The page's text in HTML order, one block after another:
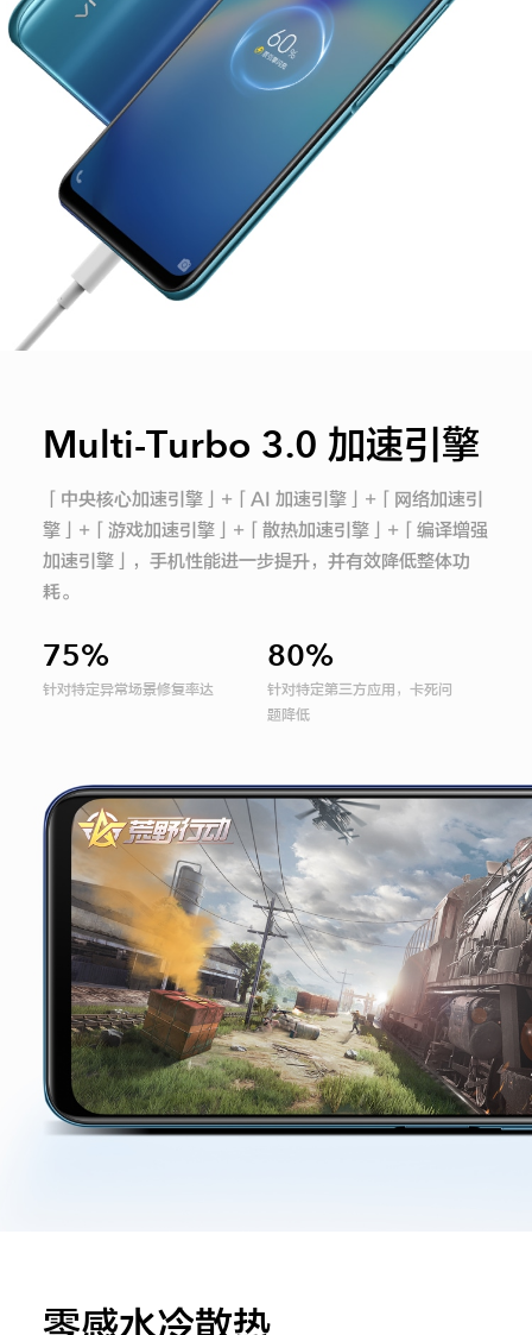
Multi-Turbo 3.0 加速引擎
「中央核心加速引擎」+「AI 加速引擎」+「网络加速引
擎」+「游戏加速引擎」+「散热加速引擎」+「编译增强
加速引擎」，手机性能进一步提升，并有效降低整体功
耗。
75%
针对特定异常场景修复率达
80%
针对特定第三方应用，卡死问
题降低